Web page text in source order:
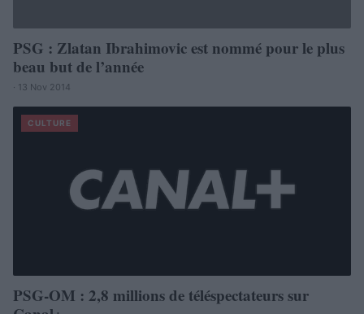
PSG : Zlatan Ibrahimovic est nommé pour le plus
beau but de l’année
· 13 Nov 2014
CULTURE
PSG-OM : 2,8 millions de téléspectateurs sur